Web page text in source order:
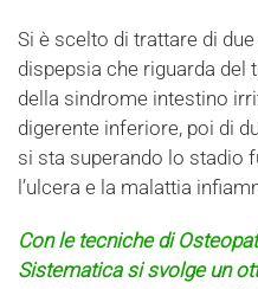
Si è scelto di trattare di
dispepsia che riguarda del
della sindrome intestino
digerente inferiore, poi di
si sta superando lo stadio
l’ulcera e la malattia
Con le tecniche di
Sistematica si svolge un